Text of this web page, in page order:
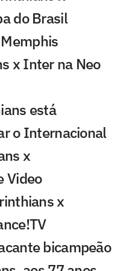
do Brasil
x Inter na Neo
está
o Internacional
x
Video
x
bicampeão